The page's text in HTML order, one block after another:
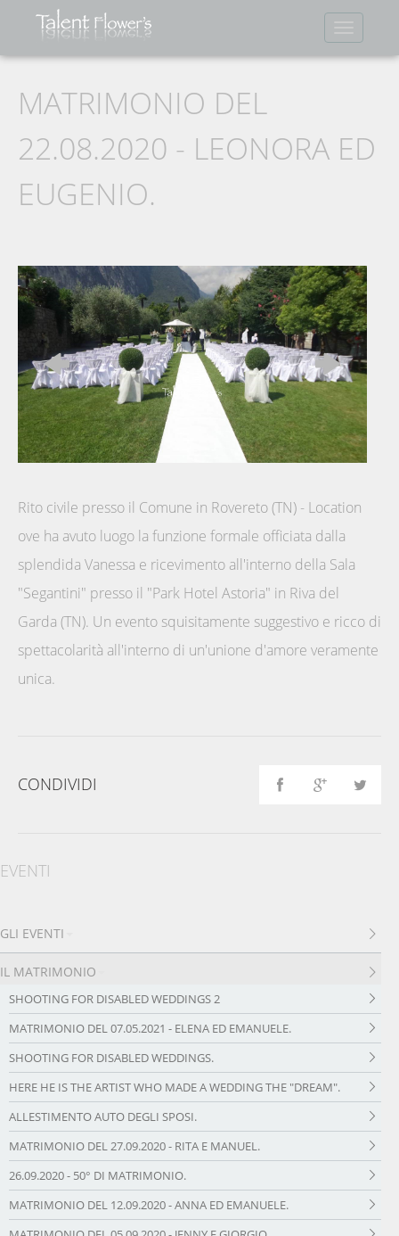
Menu
MATRIMONIO DEL
22.08.2020 - LEONORA ED
EUGENIO.
Rito civile presso il Comune in Rovereto (TN) - Location
ove ha avuto luogo la funzione formale officiata dalla
splendida Vanessa e ricevimento all'interno della Sala
"Segantini" presso il "Park Hotel Astoria" in Riva del
Garda (TN). Un evento squisitamente suggestivo e ricco di
spettacolarità all'interno di un'unione d'amore veramente
unica.
CONDIVIDI
EVENTI
GLI EVENTI
IL MATRIMONIO
SHOOTING FOR DISABLED WEDDINGS 2
MATRIMONIO DEL 07.05.2021 - ELENA ED EMANUELE.
SHOOTING FOR DISABLED WEDDINGS.
HERE HE IS THE ARTIST WHO MADE A WEDDING THE "DREAM".
ALLESTIMENTO AUTO DEGLI SPOSI.
MATRIMONIO DEL 27.09.2020 - RITA E MANUEL.
26.09.2020 - 50° DI MATRIMONIO.
MATRIMONIO DEL 12.09.2020 - ANNA ED EMANUELE.